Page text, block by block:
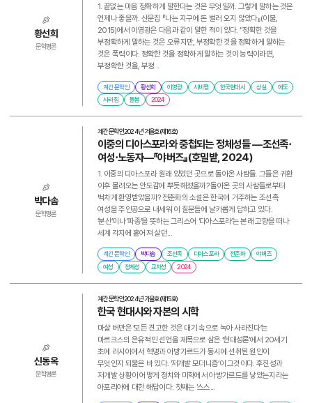
경계
김지하
10월 항쟁
공동체
김기진
생성
박광배
안회남
저항적 글쓰기
최승희
소멸
추억
오장환
국가 폭력
윤리
죽음 김기림
애도
평론
전통 송기원
농민
기억
『황색예수 2』
재일조선인 문학
저녁
인종차별
서수진
상실
이문구
디아스포라
유리 광장에서
유신시대
리뷰
시간
공간
사랑
박인환 김시종
황선희
문학평론
1. 끝없는 마음 정확하게 말한다는 것은 무엇일까. 그렇게 말하는 것은
언제나 좋을까. 산문집 『나는 지구에 돈 벌러 오지 않았다』(이불,
2015)에서 이영광은 다음과 같이 말한 적이 있다. “정확한 것을
부정확하게 말하는 것은 오류지만, 부정확한 것을 정확하게 말하는
것은 폭력이다. 정확한 것을 정확하게 말하는 것이 능력이라면,
부정확한 것을, 부정...
계간 문학인 황선희 이영광 시비평 한국현대시 상실
애도
사라짐
돌봄 2024
박다솜
문학평론
계간 문학인2024년 겨울호(제16호)
이중의 디아스포라와 중첩되는 정체성들 ―조선족⋅
여성⋅노동자―『야버즈』(호밀밭, 2024)
1. 이중의 디아스포라 원래 있었던 곳으로 돌아온 사람들. 그들은 귀환
이후 몰려오는 안도감에 뿌듯해졌을까? 돌아온 곳의 사람들로부터
벅차게 환영받았을까? 전춘화의 소설은 한국에 거주하는 조선족
여성을 주인공으로 내세워 이 질문들에 날카롭게 답하고 있다.
‘분산’이나 ‘파종’을 뜻하는 그리스어 ‘디아스포라’는 본래 고향을 떠나
세계 각지에 흩어져 살던...
계간 문학인 박다솜 조선족 디아스포라 전춘화
야버즈
여성
정체성 교차성 2024
신동옥
문학평론
계간 문학인2024년 가을호(제15호)
한국 현대시와 자본의 시학
마샬 버만은 ‘모든 견고한 것은 대기 속으로 녹아 사라진다’는
마르크스의 은유적인 선언을 제목으로 삼은 ‘현대성론’에서 20세기
초에 러시아에서 혁명과 아방가르드가 동시에 선취된 원인이
무엇인지 되물은 바 있다. ‘저개발 모더니즘’이 그것이다. 후진성과
저개발 상황이 어떻게 정치와 미학에서 아방가르드를 낳았는지라는
아포리아에 대한 해답이다. 첫째는 ‘스스...